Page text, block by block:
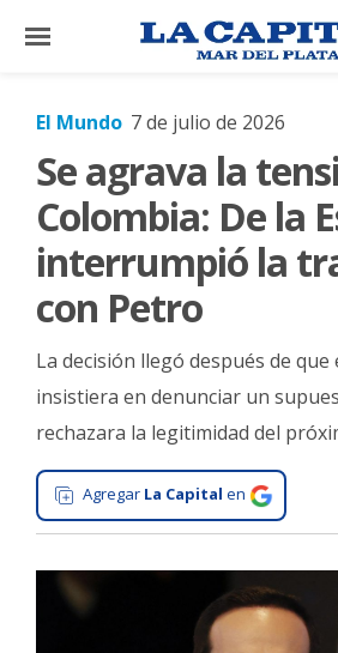
×
El
País
El
Mundo
La
Cultura
Tecnología
Gastronomía
Salud
Interés
General
El Mundo 7 de julio de 2026
Se agrava la
Colombia: De la
interrumpió la
con Petro
La decisión llegó después de
insistiera en denunciar un
rechazara la legitimidad del
Agregar La Capital en